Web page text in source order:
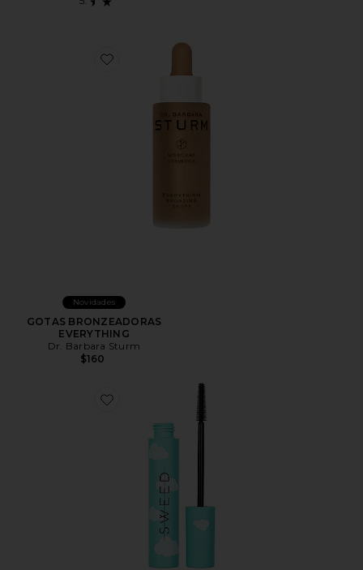
Favorite GOTAS BRONZEADORAS EVERYTHING
Novidades
GOTAS BRONZEADORAS
EVERYTHING
Dr. Barbara Sturm
$160
Favorite Cloud Mascara